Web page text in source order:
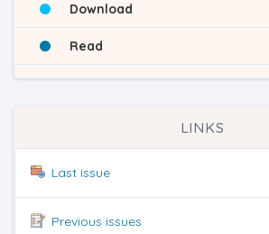
Download
Read
LINKS
Last issue
Previous issues